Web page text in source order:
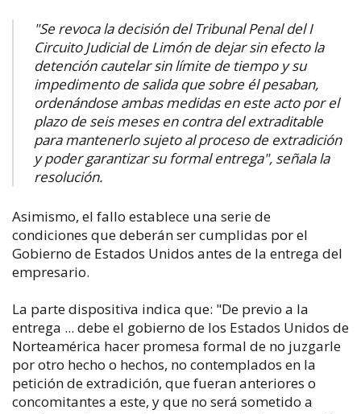
"Se revoca la decisión del Tribunal Penal del I
Circuito Judicial de Limón de dejar sin efecto la
detención cautelar sin límite de tiempo y su
impedimento de salida que sobre él pesaban,
ordenándose ambas medidas en este acto por el
plazo de seis meses en contra del extraditable
para mantenerlo sujeto al proceso de extradición
y poder garantizar su formal entrega", señala la
resolución.
Asimismo, el fallo establece una serie de
condiciones que deberán ser cumplidas por el
Gobierno de Estados Unidos antes de la entrega del
empresario.
La parte dispositiva indica que: "De previo a la
entrega ... debe el gobierno de los Estados Unidos de
Norteamérica hacer promesa formal de no juzgarle
por otro hecho o hechos, no contemplados en la
petición de extradición, que fueran anteriores o
concomitantes a este, y que no será sometido a